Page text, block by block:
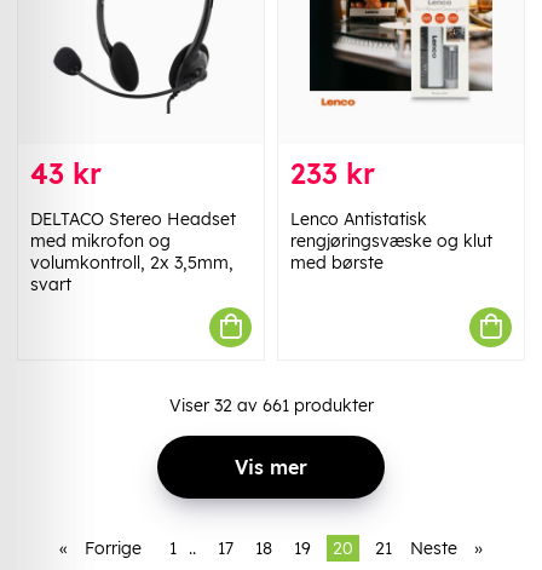
43 kr
DELTACO Stereo Headset
med mikrofon og
volumkontroll, 2x 3,5mm,
svart
233 kr
Lenco Antistatisk
rengjøringsvæske og klut
med børste
Viser 32av 661produkter
Vis mer
« Forrige 1 .. 17 18 19 20 21 Neste »